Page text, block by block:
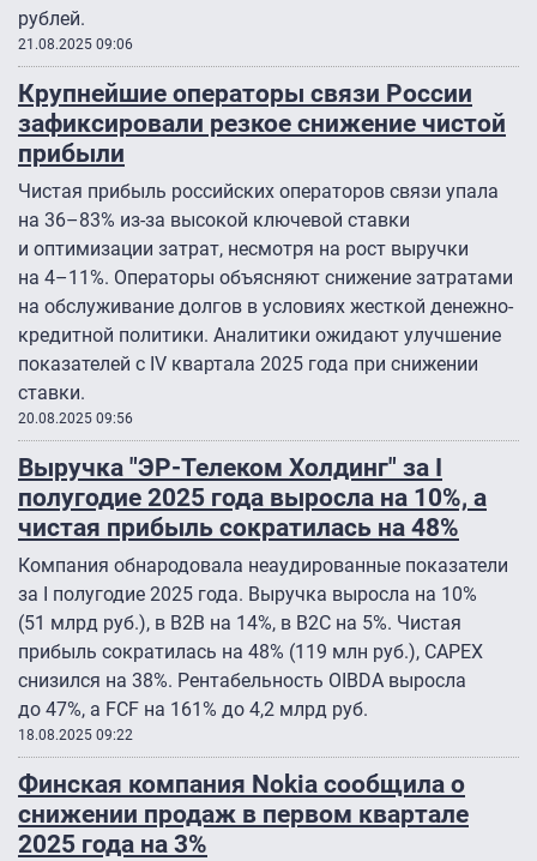
рублей.
21.08.2025 09:06
Крупнейшие операторы связи России
зафиксировали резкое снижение чистой
прибыли
Чистая прибыль российских операторов связи упала
на 36–83% из-за высокой ключевой ставки
и оптимизации затрат, несмотря на рост выручки
на 4–11%. Операторы объясняют снижение затратами
на обслуживание долгов в условиях жесткой денежно-
кредитной политики. Аналитики ожидают улучшение
показателей с IV квартала 2025 года при снижении
ставки.
20.08.2025 09:56
Выручка "ЭР-Телеком Холдинг" за I
полугодие 2025 года выросла на 10%, а
чистая прибыль сократилась на 48%
Компания обнародовала неаудированные показатели
за I полугодие 2025 года. Выручка выросла на 10%
(51 млрд руб.), в B2B на 14%, в B2C на 5%. Чистая
прибыль сократилась на 48% (119 млн руб.), CAPEX
снизился на 38%. Рентабельность OIBDA выросла
до 47%, а FCF на 161% до 4,2 млрд руб.
18.08.2025 09:22
Финская компания Nokia сообщила о
снижении продаж в первом квартале
2025 года на 3%